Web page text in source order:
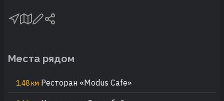
Места рядом
1,48 км Ресторан «Modus Cafe»